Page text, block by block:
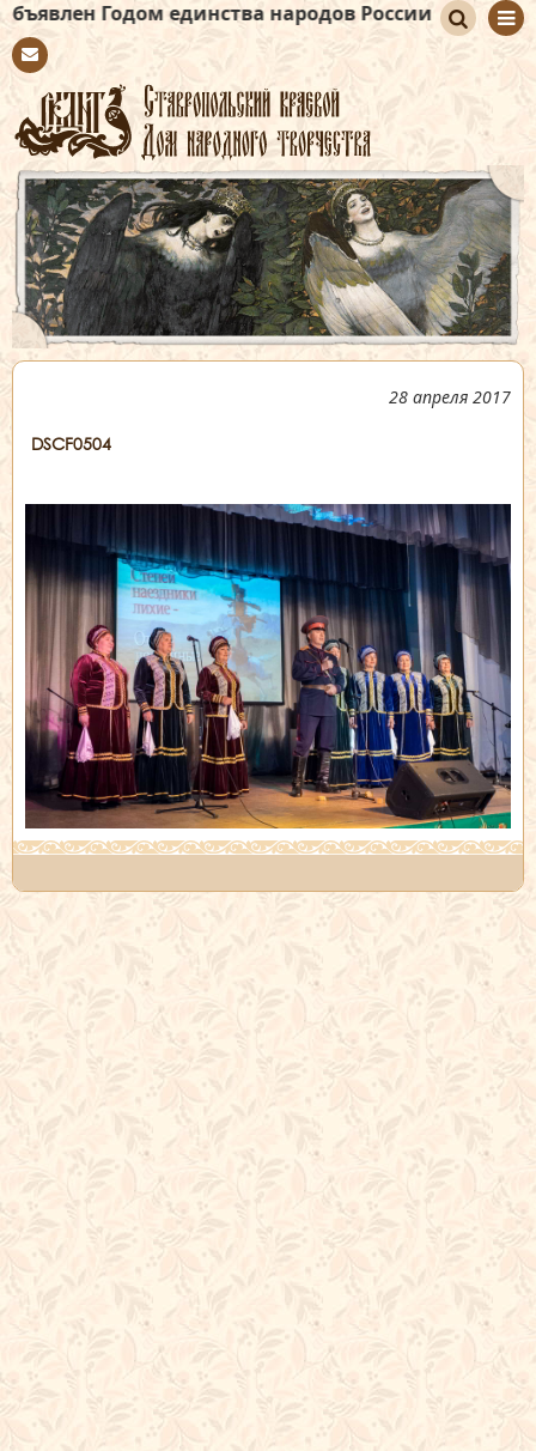
единства народов России
tact
иск
28 апреля 2017
DSCF0504